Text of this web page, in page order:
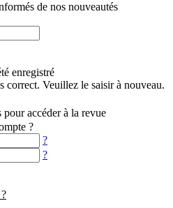
de nos nouveautés
enregistré
correct. Veuillez le saisir à nouveau.
accéder à la revue
?
?
?